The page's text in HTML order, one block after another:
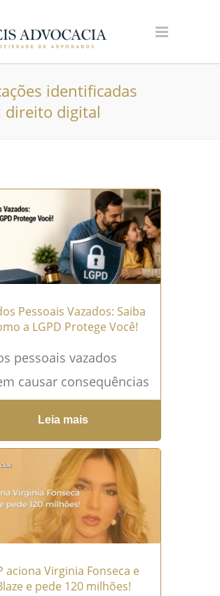
identificadas
direito digital
Pessoais Vazados: Saiba
a LGPD Protege Você!
pessoais vazados
causar consequências
mais graves do que o
de mensagens
Um incidente de
pode permitir
Leia mais →
Leia mais
aciona Virginia Fonseca e
e pede 120 milhões!